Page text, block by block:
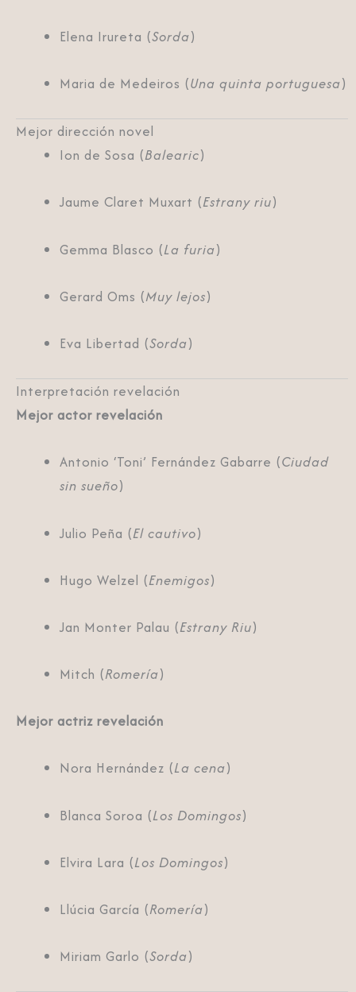
Elena Irureta (Sorda)
Maria de Medeiros (Una quinta portuguesa)
Mejor dirección novel
Ion de Sosa (Balearic)
Jaume Claret Muxart (Estrany riu)
Gemma Blasco (La furia)
Gerard Oms (Muy lejos)
Eva Libertad (Sorda)
Interpretación revelación
Mejor actor revelación
Antonio ‘Toni’ Fernández Gabarre (Ciudad
sin sueño)
Julio Peña (El cautivo)
Hugo Welzel (Enemigos)
Jan Monter Palau (Estrany Riu)
Mitch (Romería)
Mejor actriz revelación
Nora Hernández (La cena)
Blanca Soroa (Los Domingos)
Elvira Lara (Los Domingos)
Llúcia García (Romería)
Miriam Garlo (Sorda)